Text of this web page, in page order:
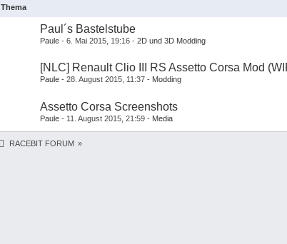
Thema
Paul´s Bastelstube
Paule 6. Mai 2015, 19:16 2D und 3D Modding
[NLC] Renault Clio III RS Assetto Corsa Mod
Paule 28. August 2015, 11:37 Modding
Assetto Corsa Screenshots
Paule 11. August 2015, 21:59 Media
RACEBIT FORUM »